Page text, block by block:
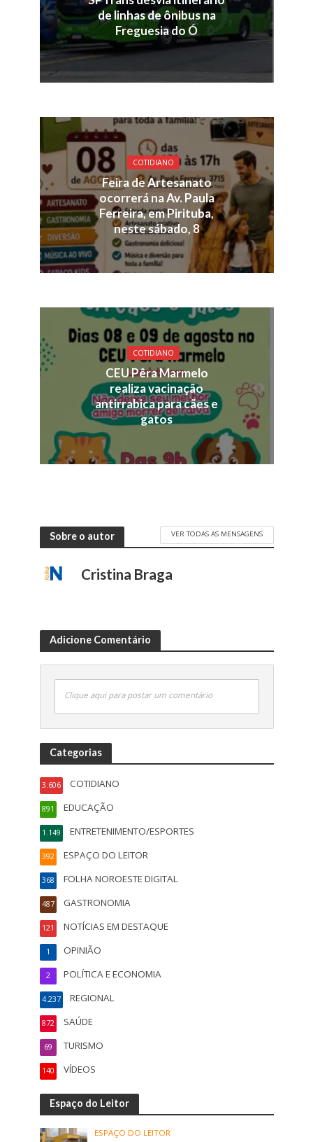
de linhas de ônibus na
Freguesia do Ó
COTIDIANO
Feira de Artesanato
ocorrerá na Av. Paula
Ferreira, em Pirituba,
neste sábado, 8
COTIDIANO
CEU Pêra Marmelo
realiza vacinação
antirrabica para cães e
gatos
Sobre o autor VER TODAS AS MENSAGENS
Cristina Braga
Adicione Comentário
Clique aqui para postar um comentário
Categorias
COTIDIANO
3.606
EDUCAÇÃO
891
ENTRETENIMENTO/ESPORTES
1.149
ESPAÇO DO LEITOR
392
FOLHA NOROESTE DIGITAL
368
GASTRONOMIA
487
NOTÍCIAS EM DESTAQUE
121
OPINIÃO
1
POLÍTICA E ECONOMIA
2
REGIONAL
4.237
SAÚDE
872
TURISMO
69
VÍDEOS
140
Espaço do Leitor
ESPAÇO DO LEITOR